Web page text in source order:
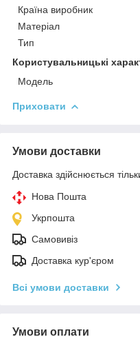
Країна виробник
Матеріал
Тип
Користувальницькі
Мoдель
Приховати
Умови доставки
Доставка здійснюється
Нова Пошта
Укрпошта
Самовивіз
Доставка кур'єром
Всі умови доставки
Умови оплати